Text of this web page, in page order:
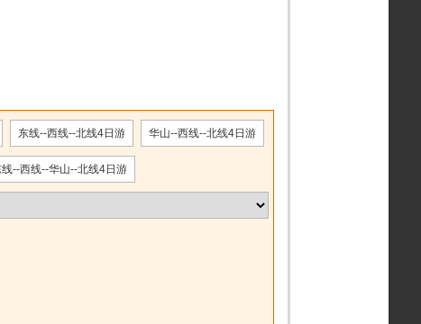
东线--西线--北线4日游 华山--西线--北线4日游
线--西线--华山--北线4日游